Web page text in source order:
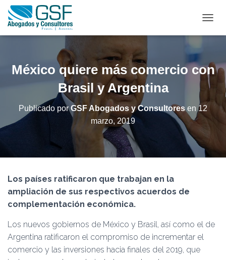
A
I
A
R
M
O
A
Ó
México quiere más comercio con
Brasil y Argentina
Publicado porGSF Abogados y Consultoresen 12
marzo, 2019
Los países ratificaron que trabajan en la
ampliación de sus respectivos acuerdos de
complementación económica.
Los nuevos gobiernos de México y Brasil, así como el de
Argentina ratificaron el compromiso de incrementar el
comercio y las inversiones hacia finales del 2019, que